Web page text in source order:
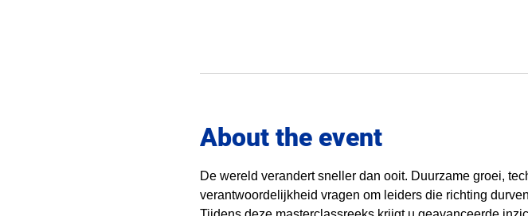
About the event
De wereld verandert sneller dan ooit. Duurzame groei,
verantwoordelijkheid vragen om leiders die richting